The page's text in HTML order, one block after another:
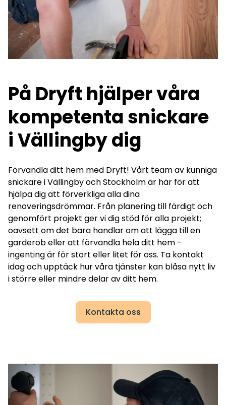
På Dryft hjälper våra
kompetenta snickare
i Vällingby dig
Förvandla ditt hem med Dryft! Vårt team av kunniga
snickare i Vällingby ochStockholmär här för att
hjälpa dig att förverkliga alla dina
renoveringsdrömmar. Från planering till färdigt och
genomfört projekt ger vi dig stöd för alla projekt;
oavsett om det bara handlar om att lägga till en
garderob eller att förvandla hela ditt hem -
ingenting är för stort eller litet för oss. Ta kontakt
idag och upptäck hur våra tjänster kan blåsa nytt liv
i större eller mindre delar av ditt hem.
Kontakta oss